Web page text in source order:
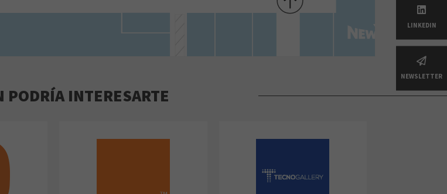
PODRÍA INTERESARTE
LINKEDIN
NEWSLETTER